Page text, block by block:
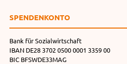
SPENDEN­KONTO
Bank für Sozialwirtschaft
IBAN DE28 3702 0500 0001 3359 00
BIC BFSWDE33MAG